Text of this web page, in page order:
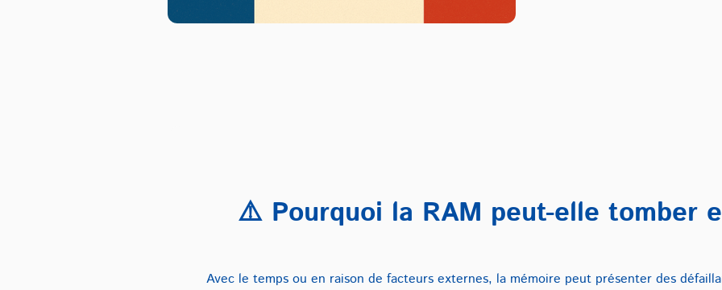
⚠️ Pourquoi la RAM peut-elle tomber
Avec le temps ou en raison de facteurs externes, la mémoire peut présenter des